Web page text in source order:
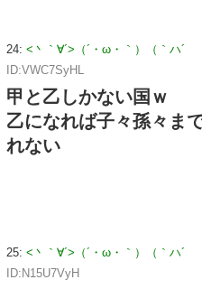
24: <丶｀∀´>（´・ω・｀）（｀ハ´
ID:VWC7SyHL
甲と乙しかない国ｗ
乙になれば子々孫々ま
れない
25: <丶｀∀´>（´・ω・｀）（｀ハ´
ID:N15U7VyH